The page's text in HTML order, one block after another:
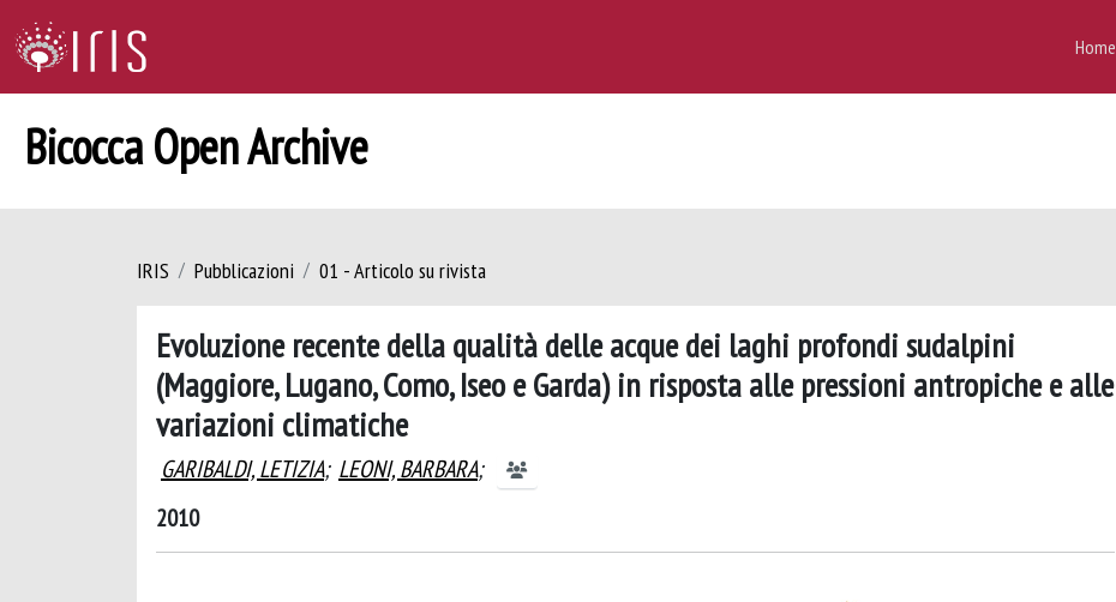
Home
Bicocca Open Archive
IRIS Pubblicazioni 01 - Articolo su rivista
Evoluzione recente della qualità delle acque dei laghi profondi sudalpini
(Maggiore, Lugano, Como, Iseo e Garda) in risposta alle pressioni antropiche e alle
variazioni climatiche
GARIBALDI, LETIZIA; LEONI, BARBARA;
2010